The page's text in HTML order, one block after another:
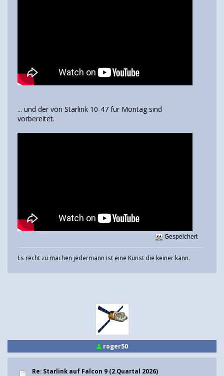
... und der von Starlink 10-47 für Montag sind
vorbereitet.
Gespeichert
Es recht zu machen jedermann ist eine Kunst die keiner kann.
roger50
Re: Starlink auf Falcon 9 (2.Quartal 2026)